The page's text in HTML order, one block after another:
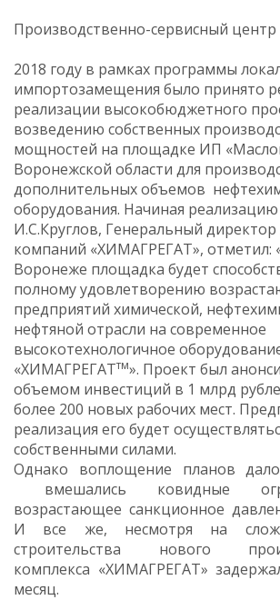
Производственно-сервисный
2018 году в рамках программы
импортозамещения было принято
реализации высокобюджетного
возведению собственных
мощностей на площадке ИП
Воронежской области для
дополнительных объемов
оборудования. Начиная
И.С.Круглов, Генеральный
компаний «ХИМАГРЕГАТ», отметил:
Воронеже площадка будет
полному удовлетворению
предприятий химической,
нефтяной отрасли на современное
высокотехнологичное
«ХИМАГРЕГАТтм». Проект был
объемом инвестиций в 1 млрд
более 200 новых рабочих мест.
реализация его будет
собственными силами.
Однако воплощение планов
вмешались ковидные
возрастающее санкционное
И все же, несмотря на
строительства нового
комплекса «ХИМАГРЕГАТ»
месяц.